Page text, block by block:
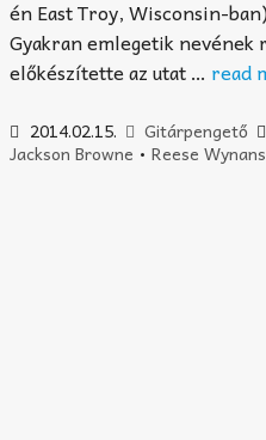
én East Troy, Wisconsin-
Gyakran emlegetik nevének
előkészítette az utat … read
2014.02.15. Gitárpengető
Jackson Browne •Reese Wynans